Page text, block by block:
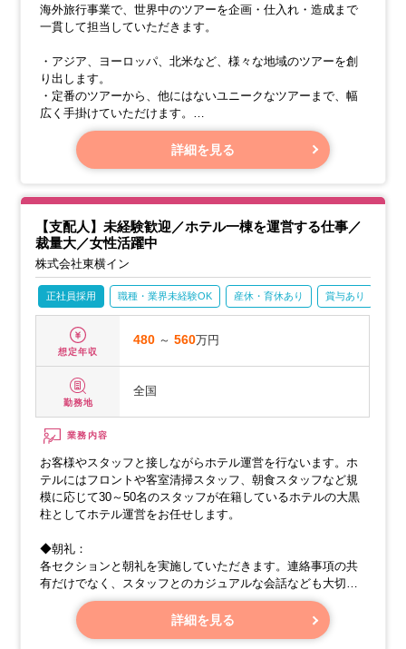
海外旅行事業で、世界中のツアーを企画・仕入れ・造成まで
一貫して担当していただきます。
・アジア、ヨーロッパ、北米など、様々な地域のツアーを創
り出します。
・定番のツアーから、他にはないユニークなツアーまで、幅
広く手掛けていただけます。
エリア担当者として、各エリアが抱える課題に向き合い、お
客様のニーズに合わせたツアー企画のための仕入れや商品企
詳細を見る
【支配人】未経験歓迎／ホテル一棟を運営する仕事／
裁量大／女性活躍中
株式会社東横イン
正社員採用 職種・業界未経験OK 産休・育休あり 賞与あり
想定年収
480 ～560万円
勤務地
全国
業務内容
お客様やスタッフと接しながらホテル運営を行ないます。ホ
テルにはフロントや客室清掃スタッフ、朝食スタッフなど規
模に応じて30～50名のスタッフが在籍しているホテルの大黒
柱としてホテル運営をお任せします。
◆朝礼：
各セクションと朝礼を実施していただきます。連絡事項の共
有だけでなく、スタッフとのカジュアルな会話なども大切に
してみてください。
◆建物・設備・客室のチェック・清掃：
詳細を見る